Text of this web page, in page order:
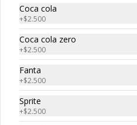
Coca Cola normal
Coca Cola zero
Fanta
Kem piña
Limon Soda
Canada Dry
$2.700
Coca cola
+$2.500
Coca cola zero
+$2.500
Fanta
+$2.500
Sprite
+$2.500